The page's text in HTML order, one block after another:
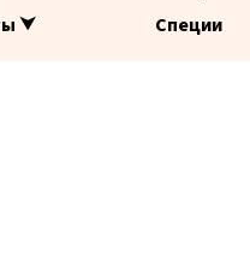
⮟ Специи